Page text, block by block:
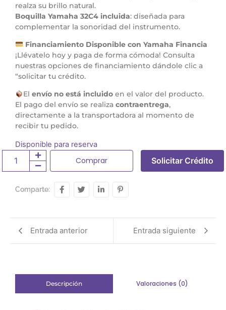
realza su brillo natural.
Boquilla Yamaha 32C4 incluida: diseñada para
complementar la sonoridad del instrumento.
Financiamiento Disponible con Yamaha Financia
¡Llévatelo hoy y paga de forma cómoda! Consulta
nuestras opciones de financiamiento dándole clic a
“solicitar tu crédito.
El envío no está incluidoen el valor del producto.
El pago del envío se realiza contraentrega,
directamente a la transportadora al momento de
recibir tu pedido.
Disponible para reserva
Comprar Solicitar Crédito
Comparte:
Entrada anterior Entrada siguiente
Descripción Valoraciones (0)